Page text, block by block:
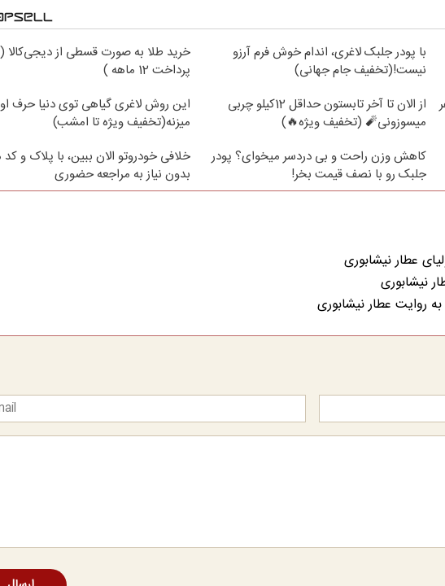
با پودر جلبک لاغری، اندام خوش فرم آرزو
نیست!(تخفیف جام جهانی)
خرید طلا به صورت قسطی از دیجی‌کالا (
پرداخت 12 ماهه )
از الان تا آخر تابستون حداقل 12کیلو چربی
میسوزونی🧨 (تخفیف ویژه🔥)
این روش لاغری گیاهی توی دنیا حرف
میزنه(تخفیف ویژه تا امشب)
کاهش وزن راحت و بی دردسر میخوای؟ پودر
جلبک رو با نصف قیمت بخر!
خلافی خودروتو الان ببین، با پلاک و کد
بدون نیاز به مراجعه حضوری
عطار نیشابوری
نیشابوری
روایت عطار نیشابوری